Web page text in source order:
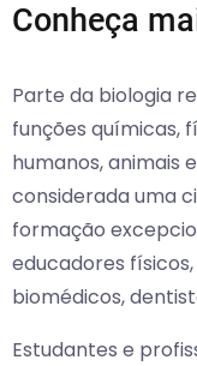
Conheça
Parte da biologia
funções químicas,
humanos, animais
considerada uma
formação
educadores
biomédicos,
Estudantes e